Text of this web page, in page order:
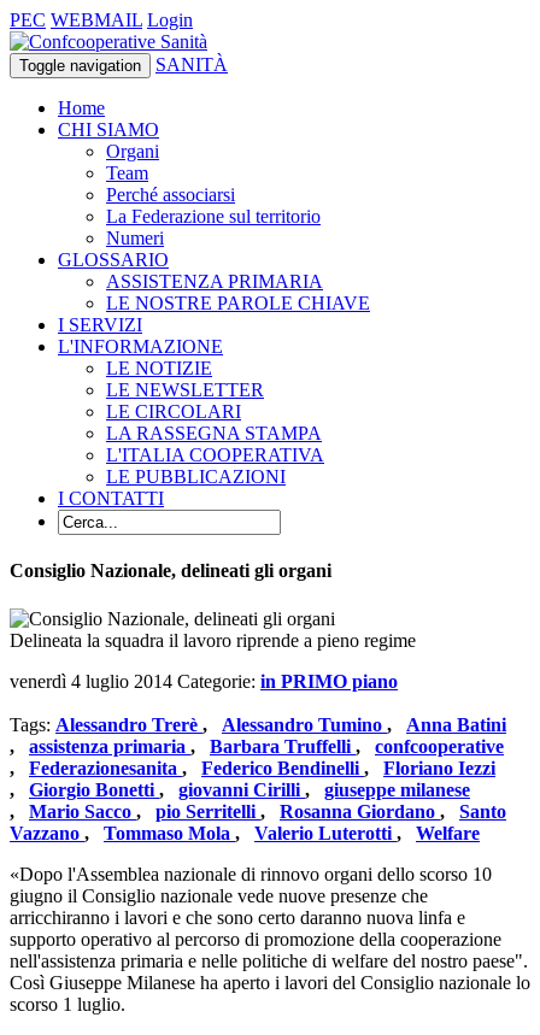
PEC WEBMAIL Login
Toggle navigation SANITÀ
Home
CHI SIAMO
Organi
Team
Perché associarsi
La Federazione sul territorio
Numeri
GLOSSARIO
ASSISTENZA PRIMARIA
LE NOSTRE PAROLE CHIAVE
I SERVIZI
L'INFORMAZIONE
LE NOTIZIE
LE NEWSLETTER
LE CIRCOLARI
LA RASSEGNA STAMPA
L'ITALIA COOPERATIVA
LE PUBBLICAZIONI
I CONTATTI
Consiglio Nazionale, delineati gli organi
Delineata la squadra il lavoro riprende a pieno regime
venerdì 4 luglio 2014 Categorie: in PRIMO piano
Tags: Alessandro Trerè , Alessandro Tumino , Anna Batini
, assistenza primaria , Barbara Truffelli , confcooperative
, Federazionesanita , Federico Bendinelli , Floriano Iezzi
, Giorgio Bonetti , giovanni Cirilli , giuseppe milanese
, Mario Sacco , pio Serritelli , Rosanna Giordano , Santo
Vazzano , Tommaso Mola , Valerio Luterotti , Welfare
«Dopo l'Assemblea nazionale di rinnovo organi dello scorso 10
giugno il Consiglio nazionale vede nuove presenze che
arricchiranno i lavori e che sono certo daranno nuova linfa e
supporto operativo al percorso di promozione della cooperazione
nell'assistenza primaria e nelle politiche di welfare del nostro paese".
Così Giuseppe Milanese ha aperto i lavori del Consiglio nazionale lo
scorso 1 luglio.